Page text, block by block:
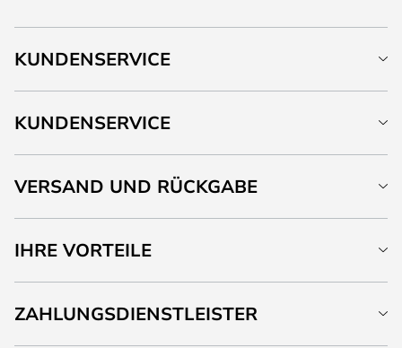
KUNDENSERVICE
KUNDENSERVICE
VERSAND UND RÜCKGABE
IHRE VORTEILE
ZAHLUNGSDIENSTLEISTER